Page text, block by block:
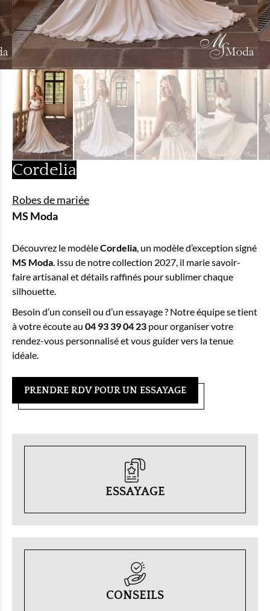
Cordelia
Robes de mariée
MS Moda
Découvrez le modèleCordelia , un modèle d’exception signé
MS Moda . Issu de notre collection 2027, il marie savoir-
faire artisanal et détails raffinés pour sublimer chaque
silhouette.
Besoin d’un conseil ou d’un essayage ? Notre équipe se tient
à votre écoute au 04 93 39 04 23 pour organiser votre
rendez-vous personnalisé et vous guider vers la tenue
idéale.
PRENDRE RDV POUR UN ESSAYAGE
ESSAYAGE
CONSEILS